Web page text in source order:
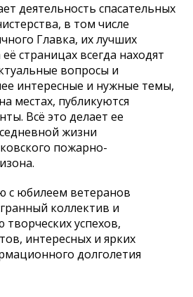
деятельность спасательных
в том числе
Главка, их лучших
страницах всегда находят
вопросы и
интересные и нужные темы,
местах, публикуются
Всё это делает ее
жизни
пожарно-
с юбилеем ветеранов
коллектив и
успехов,
интересных и ярких
долголетия